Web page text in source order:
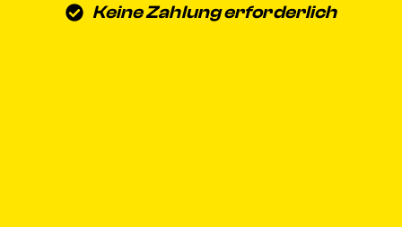
Keine Zahlung erforderlich